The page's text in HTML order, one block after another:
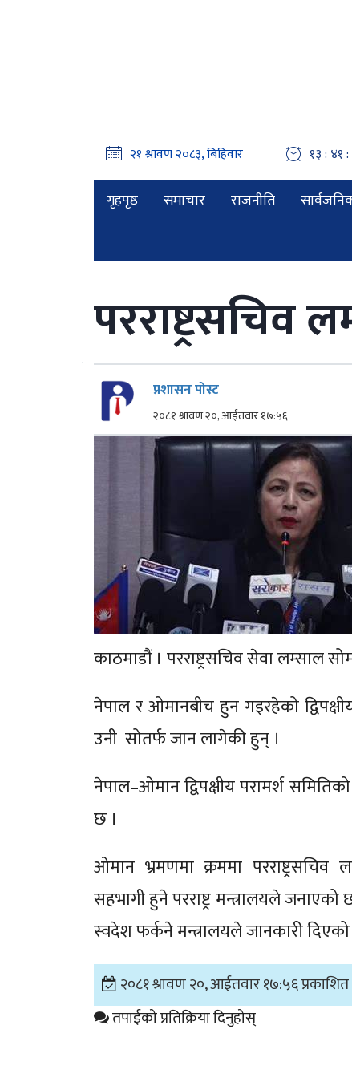
१३ : ४१
गृहपृष्ठ समाचार राजनीति
प्रशासन पोस्ट
२०८१ श्रावण २०, आईतवार १७:५६
काठमाडौं । परराष्ट्रसचिव सेवा लम्साल
नेपाल र ओमानबीच हुन गइरहेको
उनी सोतर्फ जान लागेकी हुन् ।
नेपाल–ओमान द्विपक्षीय परामर्श
छ ।
ओमान भ्रमणमा क्रममा परराष्ट्रसचिव
सहभागी हुने परराष्ट्र मन्त्रालयले
स्वदेश फर्कने मन्त्रालयले जानकारी
२०८१ श्रावण २०, आईतवार १७:५६ प्रकाशित
तपाईको प्रतिक्रिया दिनुहोस्